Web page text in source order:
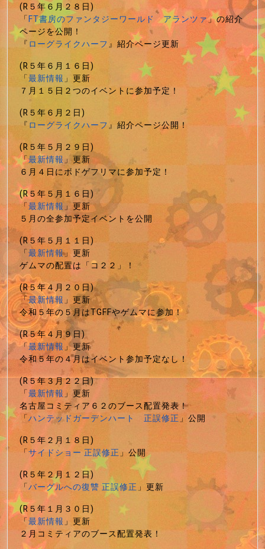
(R５年６月２８日)
「FT書房のファンタジーワールド アランツァ」の紹介
ページを公開！
『ローグライクハーフ』紹介ページ更新
(R５年６月１６日)
「最新情報」更新
７月１５日２つのイベントに参加予定！
(R５年６月２日)
『ローグライクハーフ』紹介ページ公開！
(R５年５月２９日)
「最新情報」更新
６月４日にボドゲフリマに参加予定！
(R５年５月１６日)
「最新情報」更新
５月の全参加予定イベントを公開
(R５年５月１１日)
「最新情報」更新
ゲムマの配置は「コ２２」！
(R５年４月２０日)
「最新情報」更新
令和５年の５月はTGFFやゲムマに参加！
(R５年４月９日)
「最新情報」更新
令和５年の４月はイベント参加予定なし！
(R５年３月２２日)
「最新情報」更新
名古屋コミティア６２のブース配置発表！
「ハンテッドガーデンハート 正誤修正」公開
(R５年２月１８日)
「サイドショー 正誤修正」公開
(R５年２月１２日)
「バーグルへの復讐 正誤修正」更新
(R５年１月３０日)
「最新情報」更新
２月コミティアのブース配置発表！